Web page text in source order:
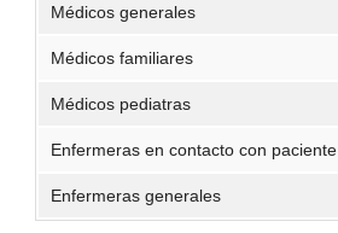
Médicos generales
Médicos familiares
Médicos pediatras
Enfermeras en contacto con paciente
Enfermeras generales